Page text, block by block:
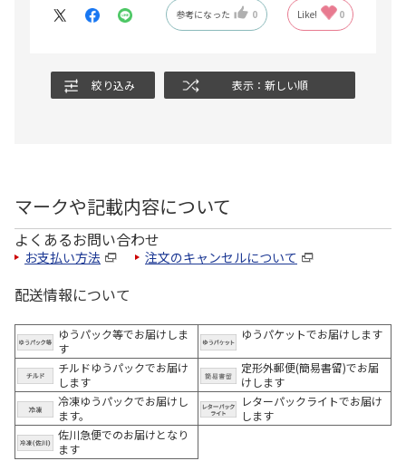
参考になった 0 Like! 0
絞り込み 表示：新しい順
マークや記載内容について
よくあるお問い合わせ
お支払い方法 注文のキャンセルについて
配送情報について
ゆうパック等でお届けしま
す
ゆうパケットでお届けします
チルドゆうパックでお届け
します
定形外郵便(簡易書留)でお届
けします
冷凍ゆうパックでお届けし
ます。
レターパックライトでお届け
します
佐川急便でのお届けとなり
ます